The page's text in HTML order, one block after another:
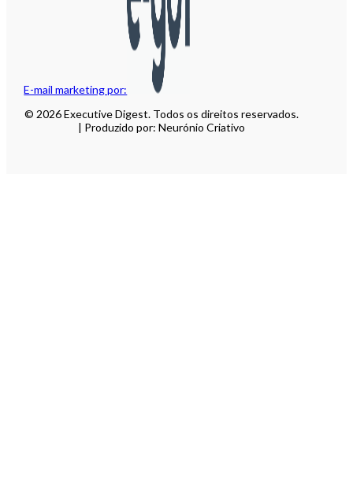
E-mail marketing por:
© 2026 Executive Digest. Todos os direitos reservados.
| Produzido por: Neurónio Criativo